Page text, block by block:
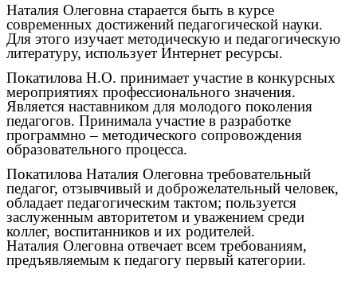
Наталия Олеговна старается быть в курсе
современных достижений педагогической науки.
Для этого изучает методическую и педагогическую
литературу, использует Интернет ресурсы.
Покатилова Н.О. принимает участие в конкурсных
мероприятиях профессионального значения.
Является наставником для молодого поколения
педагогов. Принимала участие в разработке
программно – методического сопровождения
образовательного процесса.
Покатилова Наталия Олеговна требовательный
педагог, отзывчивый и доброжелательный человек,
обладает педагогическим тактом; пользуется
заслуженным авторитетом и уважением среди
коллег, воспитанников и их родителей.
Наталия Олеговна отвечает всем требованиям,
предъявляемым к педагогу первый категории.